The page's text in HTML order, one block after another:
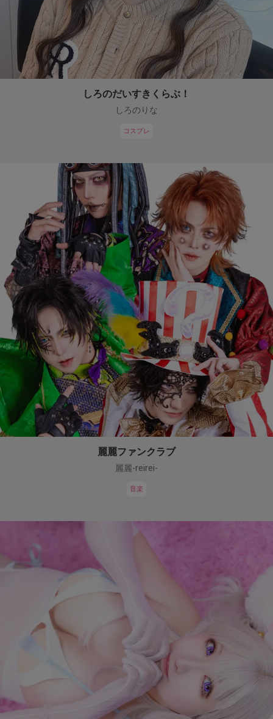
しろのだいすきくらぶ！
しろのりな
コスプレ
麗麗ファンクラブ
麗麗-reirei-
音楽